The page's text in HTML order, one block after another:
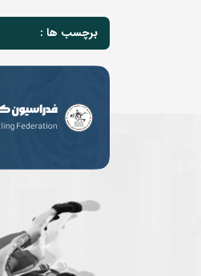
برچسب ها :